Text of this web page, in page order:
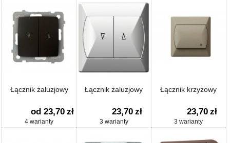
Łącznik żaluzjowy
od 23,70 zł
4 warianty
Łącznik żaluzjowy
23,70 zł
3 warianty
Łącznik krzyżowy
23,70 zł
3 warianty